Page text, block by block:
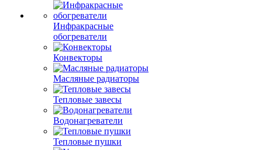
Инфракрасные
обогреватели
Конвекторы
Масляные радиаторы
Тепловые завесы
Водонагреватели
Тепловые пушки